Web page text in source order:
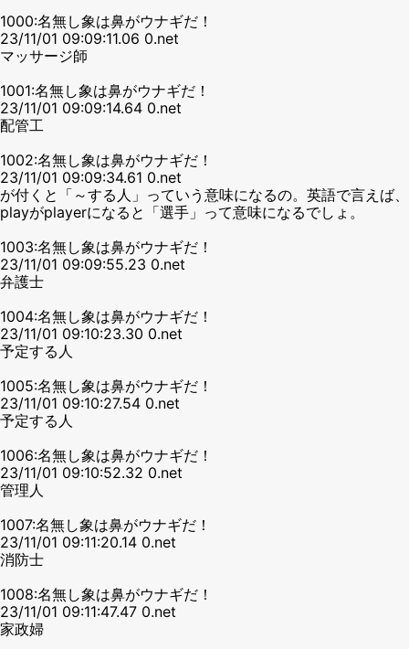
1000:名無し象は鼻がウナギだ！
23/11/01 09:09:11.06 0.net
マッサージ師
1001:名無し象は鼻がウナギだ！
23/11/01 09:09:14.64 0.net
配管工
1002:名無し象は鼻がウナギだ！
23/11/01 09:09:34.61 0.net
が付くと「～する人」っていう意味になるの。英語で言えば、
playがplayerになると「選手」って意味になるでしょ。
1003:名無し象は鼻がウナギだ！
23/11/01 09:09:55.23 0.net
弁護士
1004:名無し象は鼻がウナギだ！
23/11/01 09:10:23.30 0.net
予定する人
1005:名無し象は鼻がウナギだ！
23/11/01 09:10:27.54 0.net
予定する人
1006:名無し象は鼻がウナギだ！
23/11/01 09:10:52.32 0.net
管理人
1007:名無し象は鼻がウナギだ！
23/11/01 09:11:20.14 0.net
消防士
1008:名無し象は鼻がウナギだ！
23/11/01 09:11:47.47 0.net
家政婦